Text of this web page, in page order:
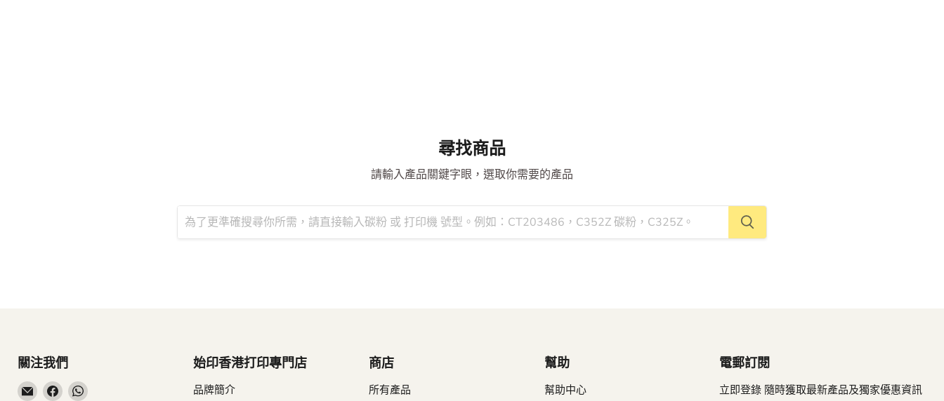
尋找商品
請輸入產品關鍵字眼，選取你需要的產品
關注我們
在
在
在
始印香港打印專門店
品牌簡介
商店
所有產品
幫助
幫助中心
電郵訂閱
立即登錄 隨時獲取最新產品及獨家優惠資訊